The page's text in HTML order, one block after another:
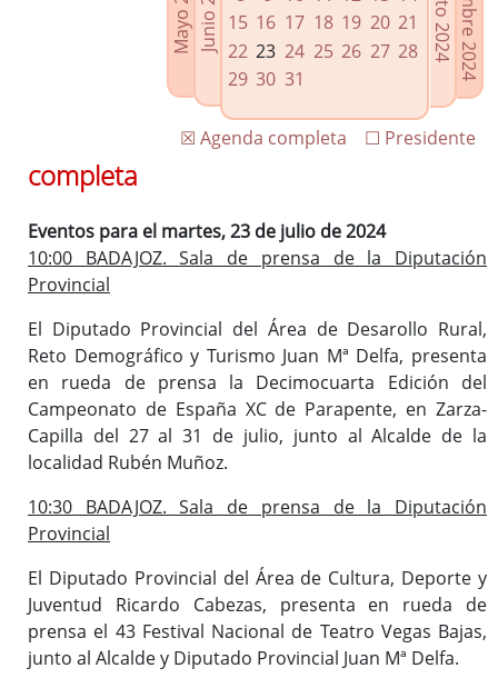
Agenda de Presidencia
Plenos provinciales y Juntas de gobierno
Oficina de Proyectos Europeos
15 16 17 18 19 20 21
22 23 24 25 26 27 28
29 30 31
☐ Presidente
☒ Agenda completa
completa
Eventos para el martes, 23 de julio de 2024
10:00 BADAJOZ. Sala de prensa de la Diputación
Provincial
El Diputado Provincial del Área de Desarollo Rural,
Reto Demográfico y Turismo Juan Mª Delfa, presenta
en rueda de prensa la Decimocuarta Edición del
Campeonato de España XC de Parapente, en Zarza-
Capilla del 27 al 31 de julio, junto al Alcalde de la
localidad Rubén Muñoz.
10:30 BADAJOZ. Sala de prensa de la Diputación
Provincial
El Diputado Provincial del Área de Cultura, Deporte y
Juventud Ricardo Cabezas, presenta en rueda de
prensa el 43 Festival Nacional de Teatro Vegas Bajas,
junto al Alcalde y Diputado Provincial Juan Mª Delfa.